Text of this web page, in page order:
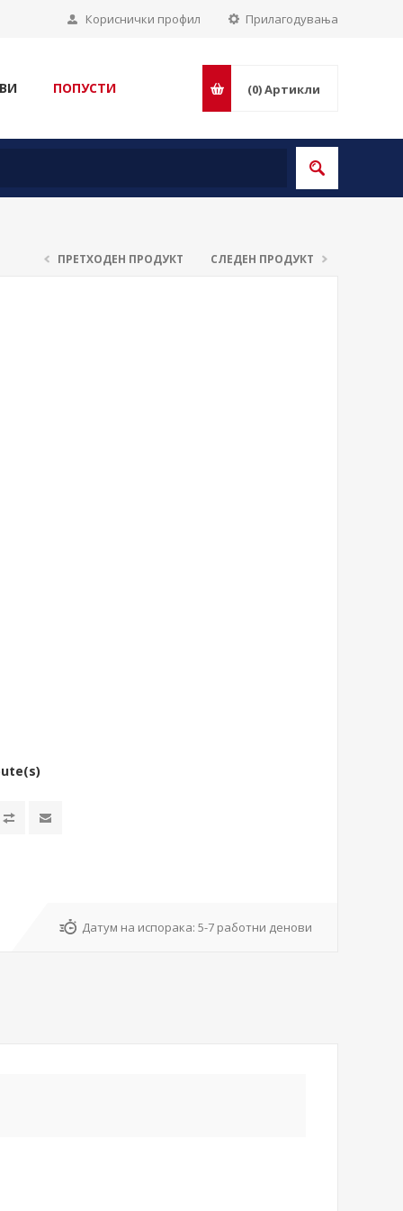
Прилагодувања
Кориснички профил
ПОПУСТИ (0)Артикли
ПРЕТХОДЕН ПРОДУКТ СЛЕДЕН ПРОДУКТ
Датум на испорака: 5-7 работни денови